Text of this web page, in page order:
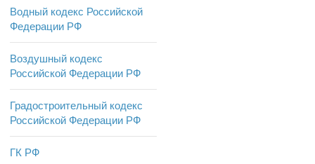
Водный кодекс Российской
Федерации РФ
Воздушный кодекс
Российской Федерации РФ
Градостроительный кодекс
Российской Федерации РФ
ГК РФ